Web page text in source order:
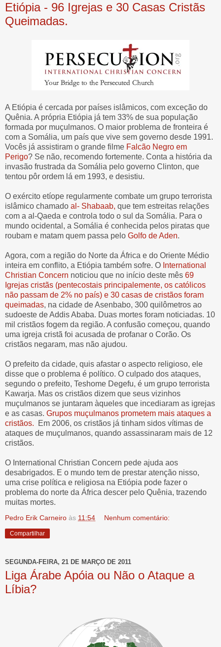
Etiópia - 96 Igrejas e 30 Casas Cristãs
Queimadas.
A Etiópia é cercada por países islâmicos, com exceção do
Quênia. A própria Etiópia já tem 33% de sua população
formada por muçulmanos. O maior problema de fronteira é
com a Somália, um país que vive sem governo desde 1991.
Vocês já assistiram o grande filme Falcão Negro em
Perigo? Se não, recomendo fortemente. Conta a história da
invasão frustrada da Somália pelo governo Clinton, que
tentou pôr ordem lá em 1993, e desistiu.
O exército etíope regularmente combate um grupo terrorista
islâmico chamado al- Shabaab, que tem estreitas relações
com a al-Qaeda e controla todo o sul da Somália. Para o
mundo ocidental, a Somália é conhecida pelos piratas que
roubam e matam quem passa pelo Golfo de Aden.
Agora, com a região do Norte da África e do Oriente Médio
inteira em conflito, a Etiópia também sofre. O International
Christian Concern noticiou que no início deste mês 69
Igrejas cristãs (pentecostais principalemente, os católicos
não passam de 2% no país) e 30 casas de cristãos foram
queimadas, na cidade de Asenbabo, 300 quilômetros ao
sudoeste de Addis Ababa. Duas mortes foram noticiadas. 10
mil cristãos fogem da região. A confusão começou, quando
uma igreja cristã foi acusada de profanar o Corão. Os
cristãos negaram, mas não ajudou.
O prefeito da cidade, quis afastar o aspecto religioso, ele
disse que o problema é político. O culpado dos ataques,
segundo o prefeito, Teshome Degefu, é um grupo terrorista
Kawarja. Mas os cristãos dizem que seus vizinhos
muçulmanos se juntaram àqueles que incediaram as igrejas
e as casas. Grupos muçulmanos prometem mais ataques a
cristãos.
Em 2006, os cristãos já tinham sidos vítimas de
ataques de muçulmanos, quando assassinaram mais de 12
cristãos.
O International Christian Concern pede ajuda aos
desabrigados. E o mundo tem de prestar atenção nisso,
uma crise política e religiosa na Etiópia pode fazer o
problema do norte da África descer pelo Quênia, trazendo
muitas mortes.
Pedro Erik Carneiro às 11:54 Nenhum comentário:
Compartilhar
SEGUNDA-FEIRA, 21 DE MARÇO DE 2011
Liga Árabe Apóia ou Não o Ataque a
Líbia?